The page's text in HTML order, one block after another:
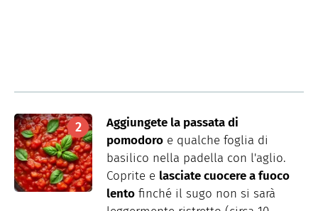
Aggiungete la passata di
pomodoro e qualche foglia di
basilico nella padella con l'aglio.
Coprite e lasciate cuocere a fuoco
lento finché il sugo non si sarà